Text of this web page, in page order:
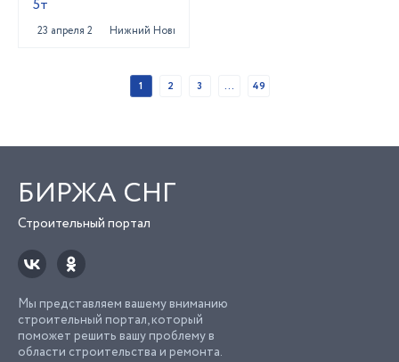
5т
23 апреля 2025 Нижний Новгород
1 2 3 ... 49
БИРЖА СНГ
Строительный портал
Мы представляем вашему вниманию
строительный портал, который
поможет решить вашу проблему в
области строительства и ремонта.